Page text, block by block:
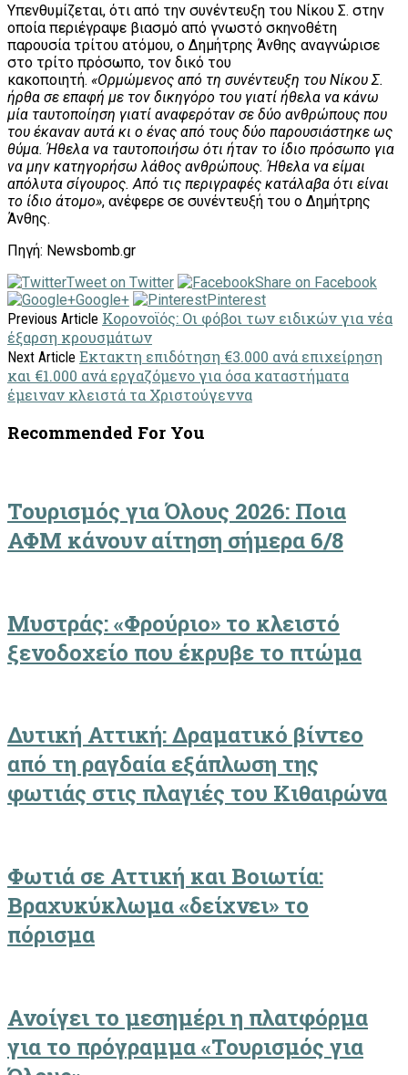
Υπενθυμίζεται, ότι από την συνέντευξη του Νίκου Σ. στην
οποία περιέγραψε βιασμό από γνωστό σκηνοθέτη
παρουσία τρίτου ατόμου, ο Δημήτρης Άνθης αναγνώρισε
στο τρίτο πρόσωπο, τον δικό του
κακοποιητή. «Ορμώμενος από τη συνέντευξη του Νίκου Σ.
ήρθα σε επαφή με τον δικηγόρο του γιατί ήθελα να κάνω
μία ταυτοποίηση γιατί αναφερόταν σε δύο ανθρώπους που
του έκαναν αυτά κι ο ένας από τους δύο παρουσιάστηκε ως
θύμα. Ήθελα να ταυτοποιήσω ότι ήταν το ίδιο πρόσωπο για
να μην κατηγορήσω λάθος ανθρώπους. Ήθελα να είμαι
απόλυτα σίγουρος. Από τις περιγραφές κατάλαβα ότι είναι
το ίδιο άτομο», ανέφερε σε συνέντευξή του ο Δημήτρης
Άνθης.
Πηγή: Newsbomb.gr
Tweet on Twitter
Share on Facebook
Google+
Pinterest
Previous Article Κορoνοϊός: Οι φόβοι των ειδικών για νέα
έξαρση κρουσμάτων
Next Article Εκτακτη επιδότηση €3.000 ανά επιχείρηση
και €1.000 ανά εργαζόμενο για όσα καταστήματα
έμειναν κλειστά τα Χριστούγεννα
Recommended For You
Τουρισμός για Όλους 2026: Ποια
ΑΦΜ κάνουν αίτηση σήμερα 6/8
Μυστράς: «Φρούριο» το κλειστό
ξενοδοχείο που έκρυβε το πτώμα
Δυτική Αττική: Δραματικό βίντεο
από τη ραγδαία εξάπλωση της
φωτιάς στις πλαγιές του Κιθαιρώνα
Φωτιά σε Αττική και Βοιωτία:
Βραχυκύκλωμα «δείχνει» το
πόρισμα
Ανοίγει το μεσημέρι η πλατφόρμα
για το πρόγραμμα «Τουρισμός για